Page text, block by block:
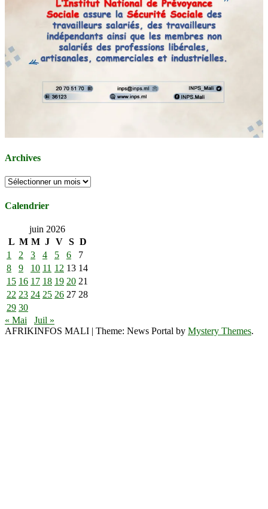
Archives
Archives
Calendrier
juin 2026
L M M J V S D
1
2 3 4 5 6
7
8
9 10 11 12 13 14
15 16 17 18 19 20 21
22 23 24 25 26 27 28
29 30
« Mai
Juil »
AFRIKINFOS MALI | Theme: News Portal by Mystery Themes.